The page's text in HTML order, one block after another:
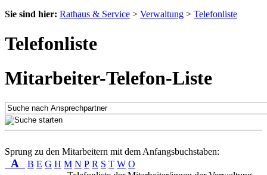
Sie sind hier: Rathaus & Service > Verwaltung > Telefonliste
Telefonliste
Mitarbeiter-Telefon-Liste
Sprung zu den Mitarbeitern mit dem Anfangsbuchstaben:
A B E G H M N P R S T W O